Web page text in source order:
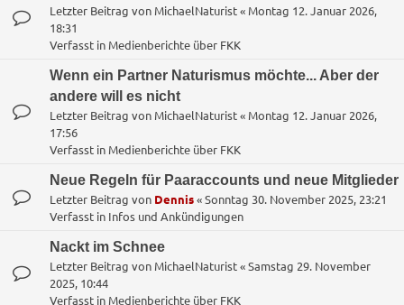
Letzter Beitrag von MichaelNaturist« Montag 12. Januar 2026,
18:31
Verfasst in Medienberichte über FKK
Wenn ein Partner Naturismus möchte... Aber der
andere will es nicht
Letzter Beitrag von MichaelNaturist« Montag 12. Januar 2026,
17:56
Verfasst in Medienberichte über FKK
Neue Regeln für Paaraccounts und neue Mitglieder
Letzter Beitrag von Dennis«Sonntag 30. November 2025, 23:21
Verfasst in Infos und Ankündigungen
Nackt im Schnee
Letzter Beitrag von MichaelNaturist«Samstag 29. November
2025, 10:44
Verfasst in Medienberichte über FKK